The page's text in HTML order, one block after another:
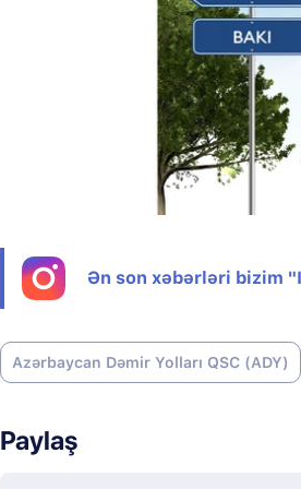
Ən son xəbərləri bizim
Azərbaycan Dəmir Yolları QSC (ADY)
Paylaş